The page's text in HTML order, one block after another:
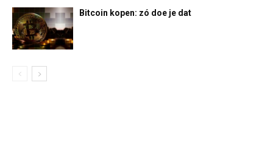
Bitcoin kopen: zó doe je dat